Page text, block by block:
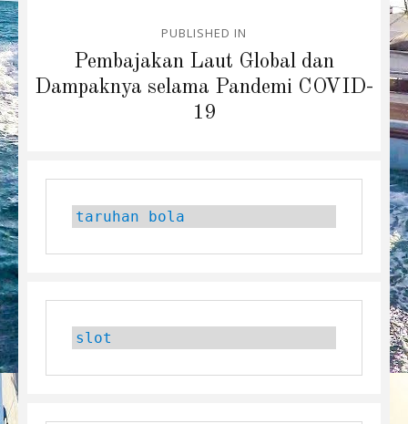
navigation
PUBLISHED IN
Pembajakan Laut Global dan
Dampaknya selama Pandemi COVID-
19
taruhan bola
slot